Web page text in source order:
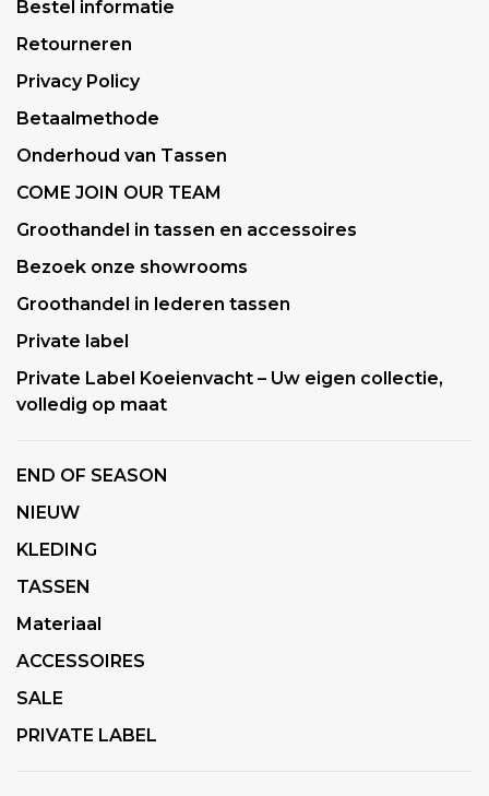
Bestel informatie
Retourneren
Privacy Policy
Betaalmethode
Onderhoud van Tassen
COME JOIN OUR TEAM
Groothandel in tassen en accessoires
Bezoek onze showrooms
Groothandel in lederen tassen
Private label
Private Label Koeienvacht – Uw eigen collectie,
volledig op maat
END OF SEASON
NIEUW
KLEDING
TASSEN
Materiaal
ACCESSOIRES
SALE
PRIVATE LABEL